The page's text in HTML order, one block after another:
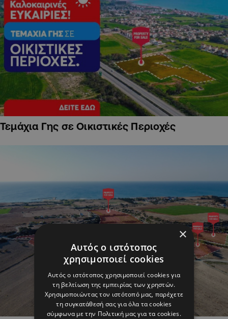
Τεμάχια Γης σε Οικιστικές Περιοχές
×
Αυτός ο ιστότοπος
χρησιμοποιεί cookies
Αυτός ο ιστότοπος χρησιμοποιεί cookies για
τη βελτίωση της εμπειρίας των χρηστών.
Χρησιμοποιώντας τον ιστότοπό μας, παρέχετε
τη συγκατάθεσή σας για όλα τα cookies
σύμφωνα με την Πολιτική μας για τα cookies.